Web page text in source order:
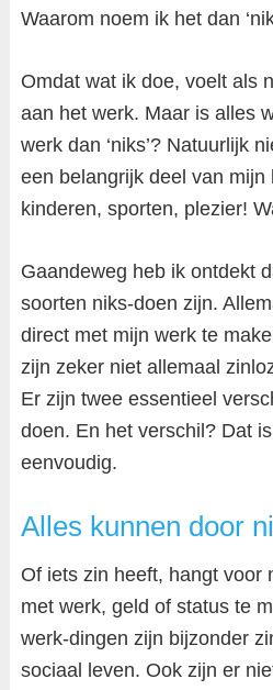
Waarom noem ik het dan
Omdat wat ik doe, voelt als
aan het werk. Maar is alles
werk dan ‘niks’? Natuurlijk
een belangrijk deel van mijn
kinderen, sporten, plezier!
Gaandeweg heb ik ontdekt
soorten niks-doen zijn.
direct met mijn werk te
zijn zeker niet allemaal
Er zijn twee essentieel
doen. En het verschil? Dat
eenvoudig.
Alles kunnen door
Of iets zin heeft, hangt voor
met werk, geld of status te
werk-dingen zijn bijzonder
sociaal leven. Ook zijn er